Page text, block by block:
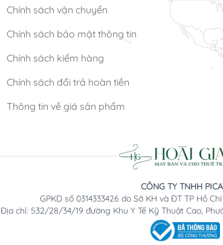
Chính sách vận chuyển
Chính sách bảo mật thông tin
Chính sách kiểm hàng
Chính sách đổi trả hoàn tiền
Thông tin về giá sản phẩm
CÔNG TY TNHH
GPKD số 0314333426 do Sở KH và ĐT TP Hồ
Địa chỉ: 532/28/34/19 đường Khu Y Tế Kỹ Thuật Cao,